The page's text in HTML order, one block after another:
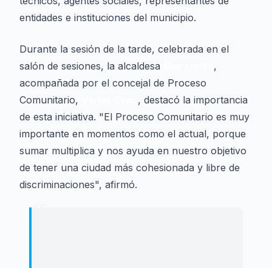
entidades e instituciones del municipio.
Durante la sesión de la tarde, celebrada en el
salón de sesiones, la alcaldesa
,
acompañada por el concejal de Proceso
Comunitario,
, destacó la importancia
de esta iniciativa. "El Proceso Comunitario es muy
importante en momentos como el actual, porque
sumar multiplica y nos ayuda en nuestro objetivo
de tener una ciudad más cohesionada y libre de
discriminaciones", afirmó.
“